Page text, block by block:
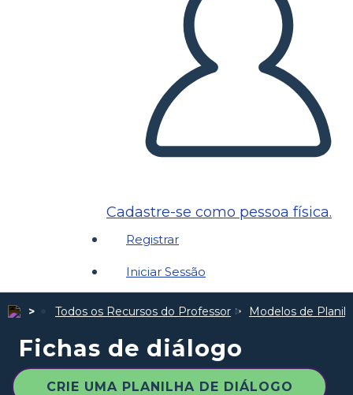
Cadastre-se como pessoa física.
Registrar
Iniciar Sessão
Todos os Recursos do Professor Modelos de
Fichas de diálogo
CRIE UMA PLANILHA DE DIÁLOGO